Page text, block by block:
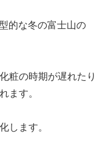
的な冬の富士山の
粧の時期が遅れたり
ます。
します。